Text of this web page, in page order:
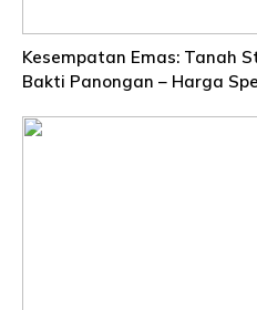
Kesempatan Emas: Tanah
Bakti Panongan – Harga